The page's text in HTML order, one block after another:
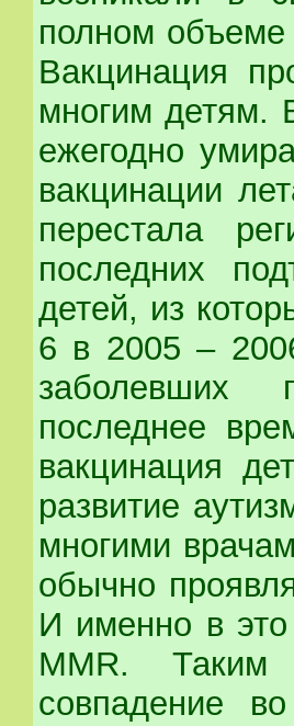
полном объеме
Вакцинация
многим детям.
ежегодно
вакцинации
перестала
последних
детей, из
6 в 2005 –
заболевших
последнее
вакцинация
развитие
многими
обычно
И именно в это
ММR. Таким
совпадение